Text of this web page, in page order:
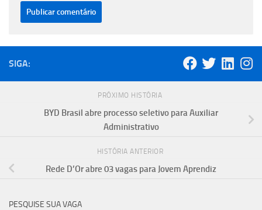
SIGA:
PRÓXIMO HISTÓRIA
BYD Brasil abre processo seletivo para Auxiliar
Administrativo
HISTÓRIA ANTERIOR
Rede D’Or abre 03 vagas para Jovem Aprendiz
PESQUISE SUA VAGA